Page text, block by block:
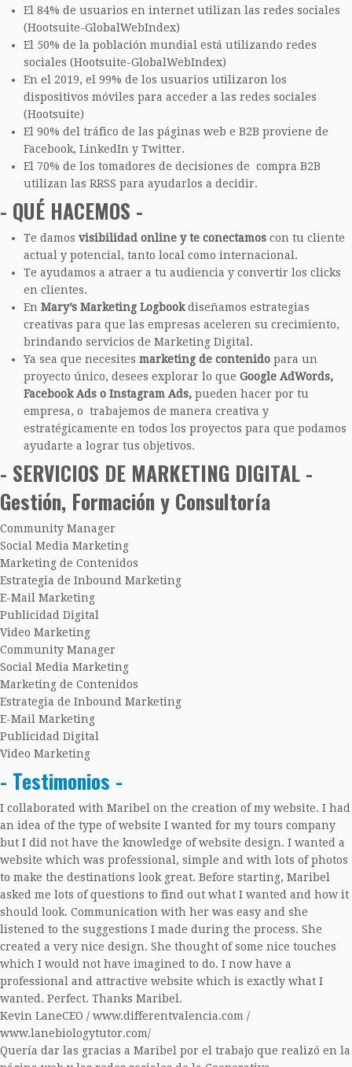
El 84% de usuarios en internet utilizan las redes sociales
(Hootsuite-GlobalWebIndex)
El 50% de la población mundial está utilizando redes
sociales (Hootsuite-GlobalWebIndex)
En el 2019, el 99% de los usuarios utilizaron los
dispositivos móviles para acceder a las redes sociales
(Hootsuite)
El 90% del tráfico de las páginas web e B2B proviene de
Facebook, LinkedIn y Twitter.
El 70% de los tomadores de decisiones de compra B2B
utilizan las RRSS para ayudarlos a decidir.
- QUÉ HACEMOS -
Te damos visibilidad online y te conectamos con tu cliente
actual y potencial, tanto local como internacional.
Te ayudamos a atraer a tu audiencia y convertir los clicks
en clientes.
En Mary’s Marketing Logbookdiseñamos estrategias
creativas para que las empresas aceleren su crecimiento,
brindando servicios de Marketing Digital.
Ya sea que necesites marketing de contenido para un
proyecto único, desees explorar lo que Google AdWords,
Facebook Ads o Instagram Ads, pueden hacer por tu
empresa, o trabajemos de manera creativa y
estratégicamente en todos los proyectos para que podamos
ayudarte a lograr tus objetivos.
- SERVICIOS DE MARKETING DIGITAL -
Gestión, Formación y Consultoría
Community Manager
Social Media Marketing
Marketing de Contenidos
Estrategia de Inbound Marketing
E-Mail Marketing
Publicidad Digital
Video Marketing
Community Manager
Social Media Marketing
Marketing de Contenidos
Estrategia de Inbound Marketing
E-Mail Marketing
Publicidad Digital
Video Marketing
- Testimonios -
I collaborated with Maribel on the creation of my website. I had
an idea of the type of website I wanted for my tours company
but I did not have the knowledge of website design. I wanted a
website which was professional, simple and with lots of photos
to make the destinations look great. Before starting, Maribel
asked me lots of questions to find out what I wanted and how it
should look. Communication with her was easy and she
listened to the suggestions I made during the process. She
created a very nice design. She thought of some nice touches
which I would not have imagined to do. I now have a
professional and attractive website which is exactly what I
wanted. Perfect. Thanks Maribel.
Kevin LaneCEO / www.differentvalencia.com /
www.lanebiologytutor.com/
Quería dar las gracias a Maribel por el trabajo que realizó en la